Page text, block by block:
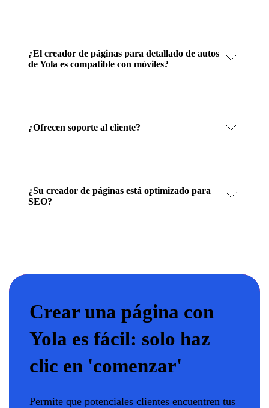
¿El creador de páginas para detallado de autos
de Yola es compatible con móviles?
¿Ofrecen soporte al cliente?
¿Su creador de páginas está optimizado para
SEO?
Crear una página con
Yola es fácil: solo haz
clic en 'comenzar'
Permite que potenciales clientes encuentren tus